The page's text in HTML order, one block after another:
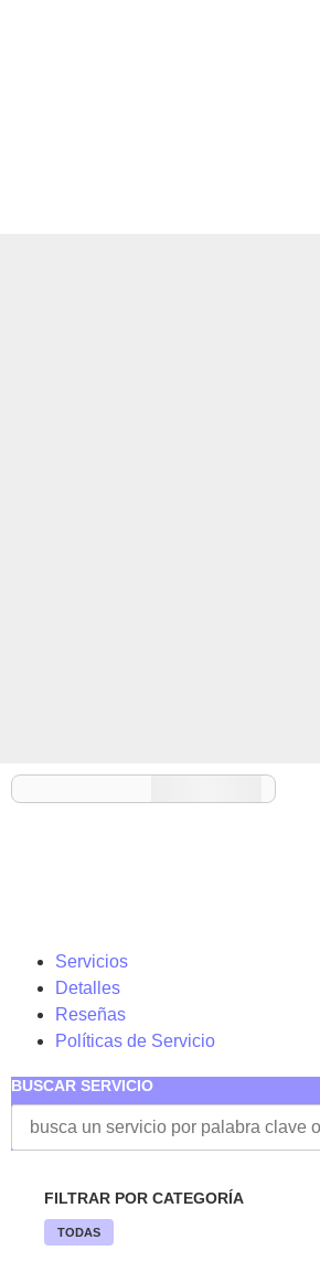
Servicios
Detalles
Reseñas
Políticas de Servicio
BUSCAR SERVICIO
FILTRAR POR CATEGORÍA
TODAS